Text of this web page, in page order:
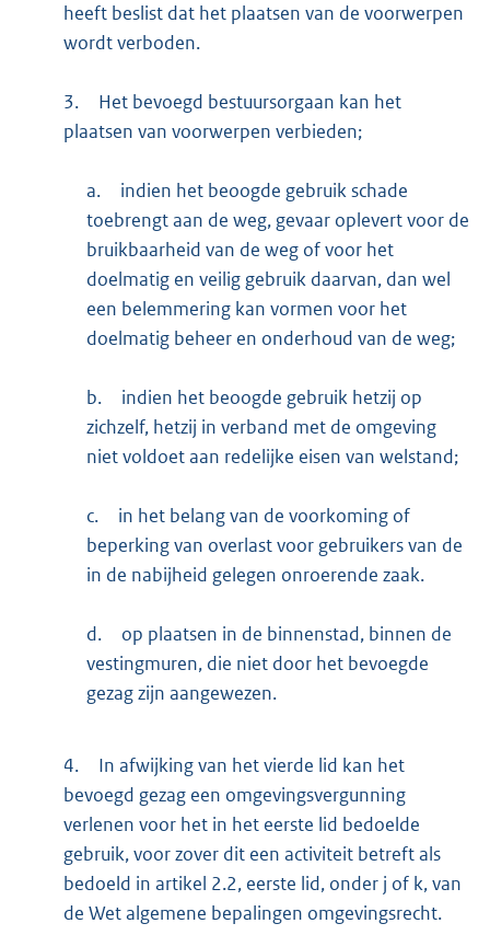
heeft beslist dat het plaatsen van de voorwerpen
wordt verboden.
3.
Het bevoegd bestuursorgaan kan het
plaatsen van voorwerpen verbieden;
a.
indien het beoogde gebruik schade
toebrengt aan de weg, gevaar oplevert voor de
bruikbaarheid van de weg of voor het
doelmatig en veilig gebruik daarvan, dan wel
een belemmering kan vormen voor het
doelmatig beheer en onderhoud van de weg;
b.
indien het beoogde gebruik hetzij op
zichzelf, hetzij in verband met de omgeving
niet voldoet aan redelijke eisen van welstand;
c.
in het belang van de voorkoming of
beperking van overlast voor gebruikers van de
in de nabijheid gelegen onroerende zaak.
d.
op plaatsen in de binnenstad, binnen de
vestingmuren, die niet door het bevoegde
gezag zijn aangewezen.
4.
In afwijking van het vierde lid kan het
bevoegd gezag een omgevingsvergunning
verlenen voor het in het eerste lid bedoelde
gebruik, voor zover dit een activiteit betreft als
bedoeld in artikel 2.2, eerste lid, onder j of k, van
de Wet algemene bepalingen omgevingsrecht.